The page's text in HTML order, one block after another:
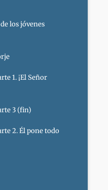
los jóvenes
1. ¡El Señor
3 (fin)
2. Él pone todo